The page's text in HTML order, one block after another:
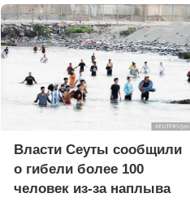
Власти Сеуты сообщили
о гибели более 100
человек из-за наплыва